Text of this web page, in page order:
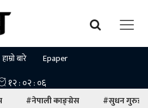
हाम्रो बारे Epaper
#नेपाली काङ्ग्रेस #सुधन गुरुङ